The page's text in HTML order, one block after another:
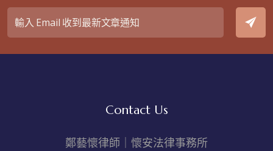
Contact Us
鄭藝懷律師｜懷安法律事務所